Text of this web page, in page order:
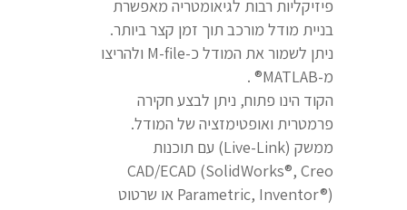
פיזיקליות רבות לגיאומטריה מאפשרת
בניית מודל מורכב תוך זמן קצר ביותר.
ניתן לשמור את המודל כ-M-file ולהריצו
מ-MATLAB® .
הקוד הינו פתוח, ניתן לבצע חקירה
פרמטרית ואופטימזציה של המודל.
ממשק (Live-Link) עם תוכנות
CAD/ECAD (SolidWorks®, Creo
Parametric, Inventor®) או שרטוט